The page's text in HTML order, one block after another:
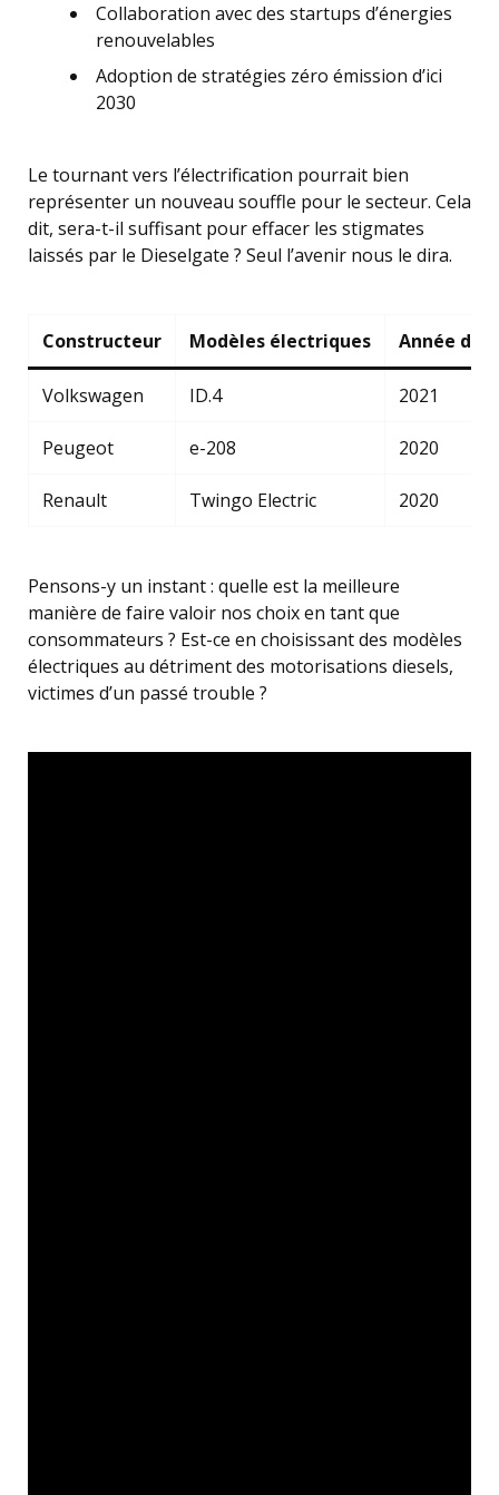
Collaboration avec des startups d’énergies
renouvelables
Adoption de stratégies zéro émission d’ici
2030
Le tournant vers l’électrification pourrait bien
représenter un nouveau souffle pour le secteur. Cela
dit, sera-t-il suffisant pour effacer les stigmates
laissés par le Dieselgate ? Seul l’avenir nous le dira.
Constructeur Modèles électriques Année de
Volkswagen ID.4 2021
Peugeot e-208 2020
Renault Twingo Electric 2020
Pensons-y un instant : quelle est la meilleure
manière de faire valoir nos choix en tant que
consommateurs ? Est-ce en choisissant des modèles
électriques au détriment des motorisations diesels,
victimes d’un passé trouble ?